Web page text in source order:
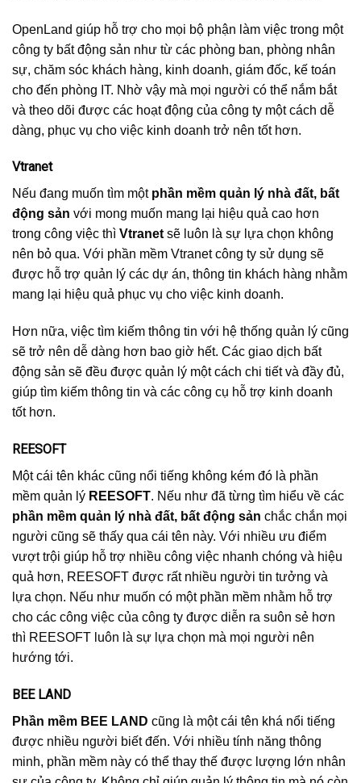
OpenLand giúp hỗ trợ cho mọi bộ phận làm việc trong một
công ty bất động sản như từ các phòng ban, phòng nhân
sự, chăm sóc khách hàng, kinh doanh, giám đốc, kế toán
cho đến phòng IT. Nhờ vậy mà mọi người có thể nắm bắt
và theo dõi được các hoạt động của công ty một cách dễ
dàng, phục vụ cho việc kinh doanh trở nên tốt hơn.
Vtranet
Nếu đang muốn tìm một phần mềm quản lý nhà đất, bất
động sản với mong muốn mang lại hiệu quả cao hơn
trong công việc thì Vtranet sẽ luôn là sự lựa chọn không
nên bỏ qua. Với phần mềm Vtranet công ty sử dụng sẽ
được hỗ trợ quản lý các dự án, thông tin khách hàng nhằm
mang lại hiệu quả phục vụ cho việc kinh doanh.
Hơn nữa, việc tìm kiếm thông tin với hệ thống quản lý cũng
sẽ trở nên dễ dàng hơn bao giờ hết. Các giao dịch bất
động sản sẽ đều được quản lý một cách chi tiết và đầy đủ,
giúp tìm kiếm thông tin và các công cụ hỗ trợ kinh doanh
tốt hơn.
REESOFT
Một cái tên khác cũng nổi tiếng không kém đó là phần
mềm quản lý REESOFT. Nếu như đã từng tìm hiểu về các
phần mềm quản lý nhà đất, bất động sản chắc chắn mọi
người cũng sẽ thấy qua cái tên này. Với nhiều ưu điểm
vượt trội giúp hỗ trợ nhiều công việc nhanh chóng và hiệu
quả hơn, REESOFT được rất nhiều người tin tưởng và
lựa chọn. Nếu như muốn có một phần mềm nhằm hỗ trợ
cho các công việc của công ty được diễn ra suôn sẻ hơn
thì REESOFT luôn là sự lựa chọn mà mọi người nên
hướng tới.
BEE LAND
Phần mềm BEE LAND cũng là một cái tên khá nổi tiếng
được nhiều người biết đến. Với nhiều tính năng thông
minh, phần mềm này có thể thay thế được lượng lớn nhân